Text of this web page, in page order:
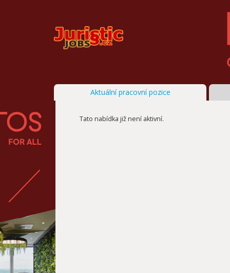
Aktuální pracovní pozice
Tato nabídka již není aktivní.